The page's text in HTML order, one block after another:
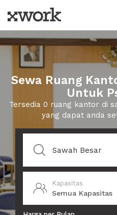
Sewa Ruang
Untuk
Tersedia 0 ruang kantor di
yang dapat anda
Kapasitas
Semua Kapasitas